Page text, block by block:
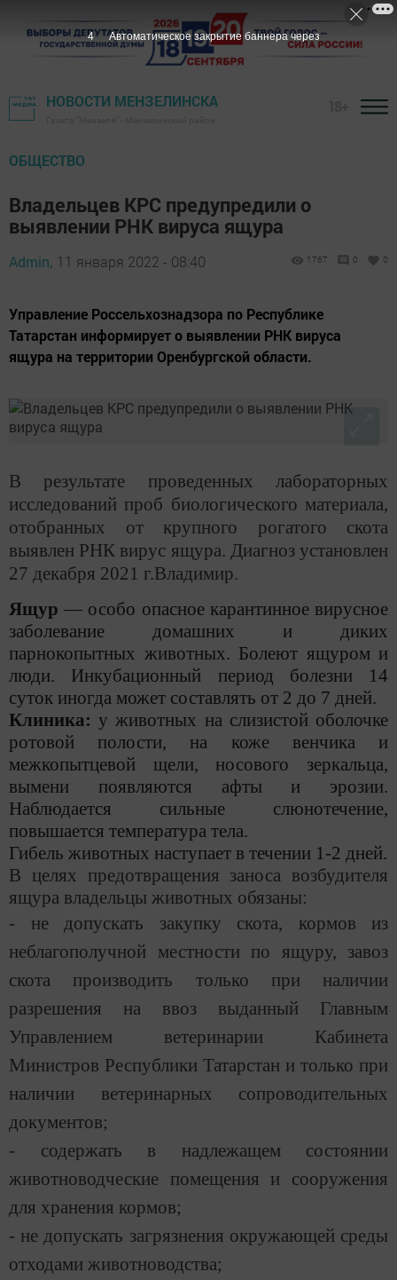
НОВОСТИ МЕНЗЕЛИНСКА
ОБЩЕСТВО
Владельцев КРС предупредили о
выявлении РНК вируса ящура
Admin, 11 января 2022 - 08:40 1767 0 0
Управление Россельхознадзора по Республике
Татарстан информирует о выявлении РНК вируса
ящура на территории Оренбургской области.
В результате проведенных лабораторных
исследований проб биологического материала,
отобранных от крупного рогатого скота
выявлен РНК вирус ящура. Диагноз установлен
27 декабря 2021 г.Владимир.
Ящур — особо опасное карантинное вирусное
заболевание домашних и диких
парнокопытных животных. Болеют ящуром и
люди. Инкубационный период болезни 14
суток иногда может составлять от 2 до 7 дней.
Клиника:у животных на слизистой оболочке
ротовой полости, на коже венчика и
межкопытцевой щели, носового зеркальца,
вымени появляются афты и эрозии.
Наблюдается сильные слюнотечение,
повышается температура тела.
Гибель животных наступает в течении 1-2 дней.
В целях предотвращения заноса возбудителя
ящура владельцы животных обязаны:
- не допускать закупку скота, кормов из
неблагополучной местности по ящуру, завоз
скота производить только при наличии
разрешения на ввоз выданный Главным
Управлением ветеринарии Кабинета
Министров Республики Татарстан и только при
наличии ветеринарных сопроводительных
документов;
- содержать в надлежащем состоянии
животноводческие помещения и сооружения
для хранения кормов;
- не допускать загрязнения окружающей среды
отходами животноводства;
3 Автоматическое закрытие баннера через